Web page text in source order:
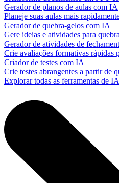
Gerador de planos de aulas com IA
Planeje suas aulas mais
Gerador de quebra-gelos com IA
Gere ideias e atividades para
Gerador de atividades de
Crie avaliações formativas rápidas
Criador de testes com IA
Crie testes abrangentes a partir de
Explorar todas as ferramentas de IA